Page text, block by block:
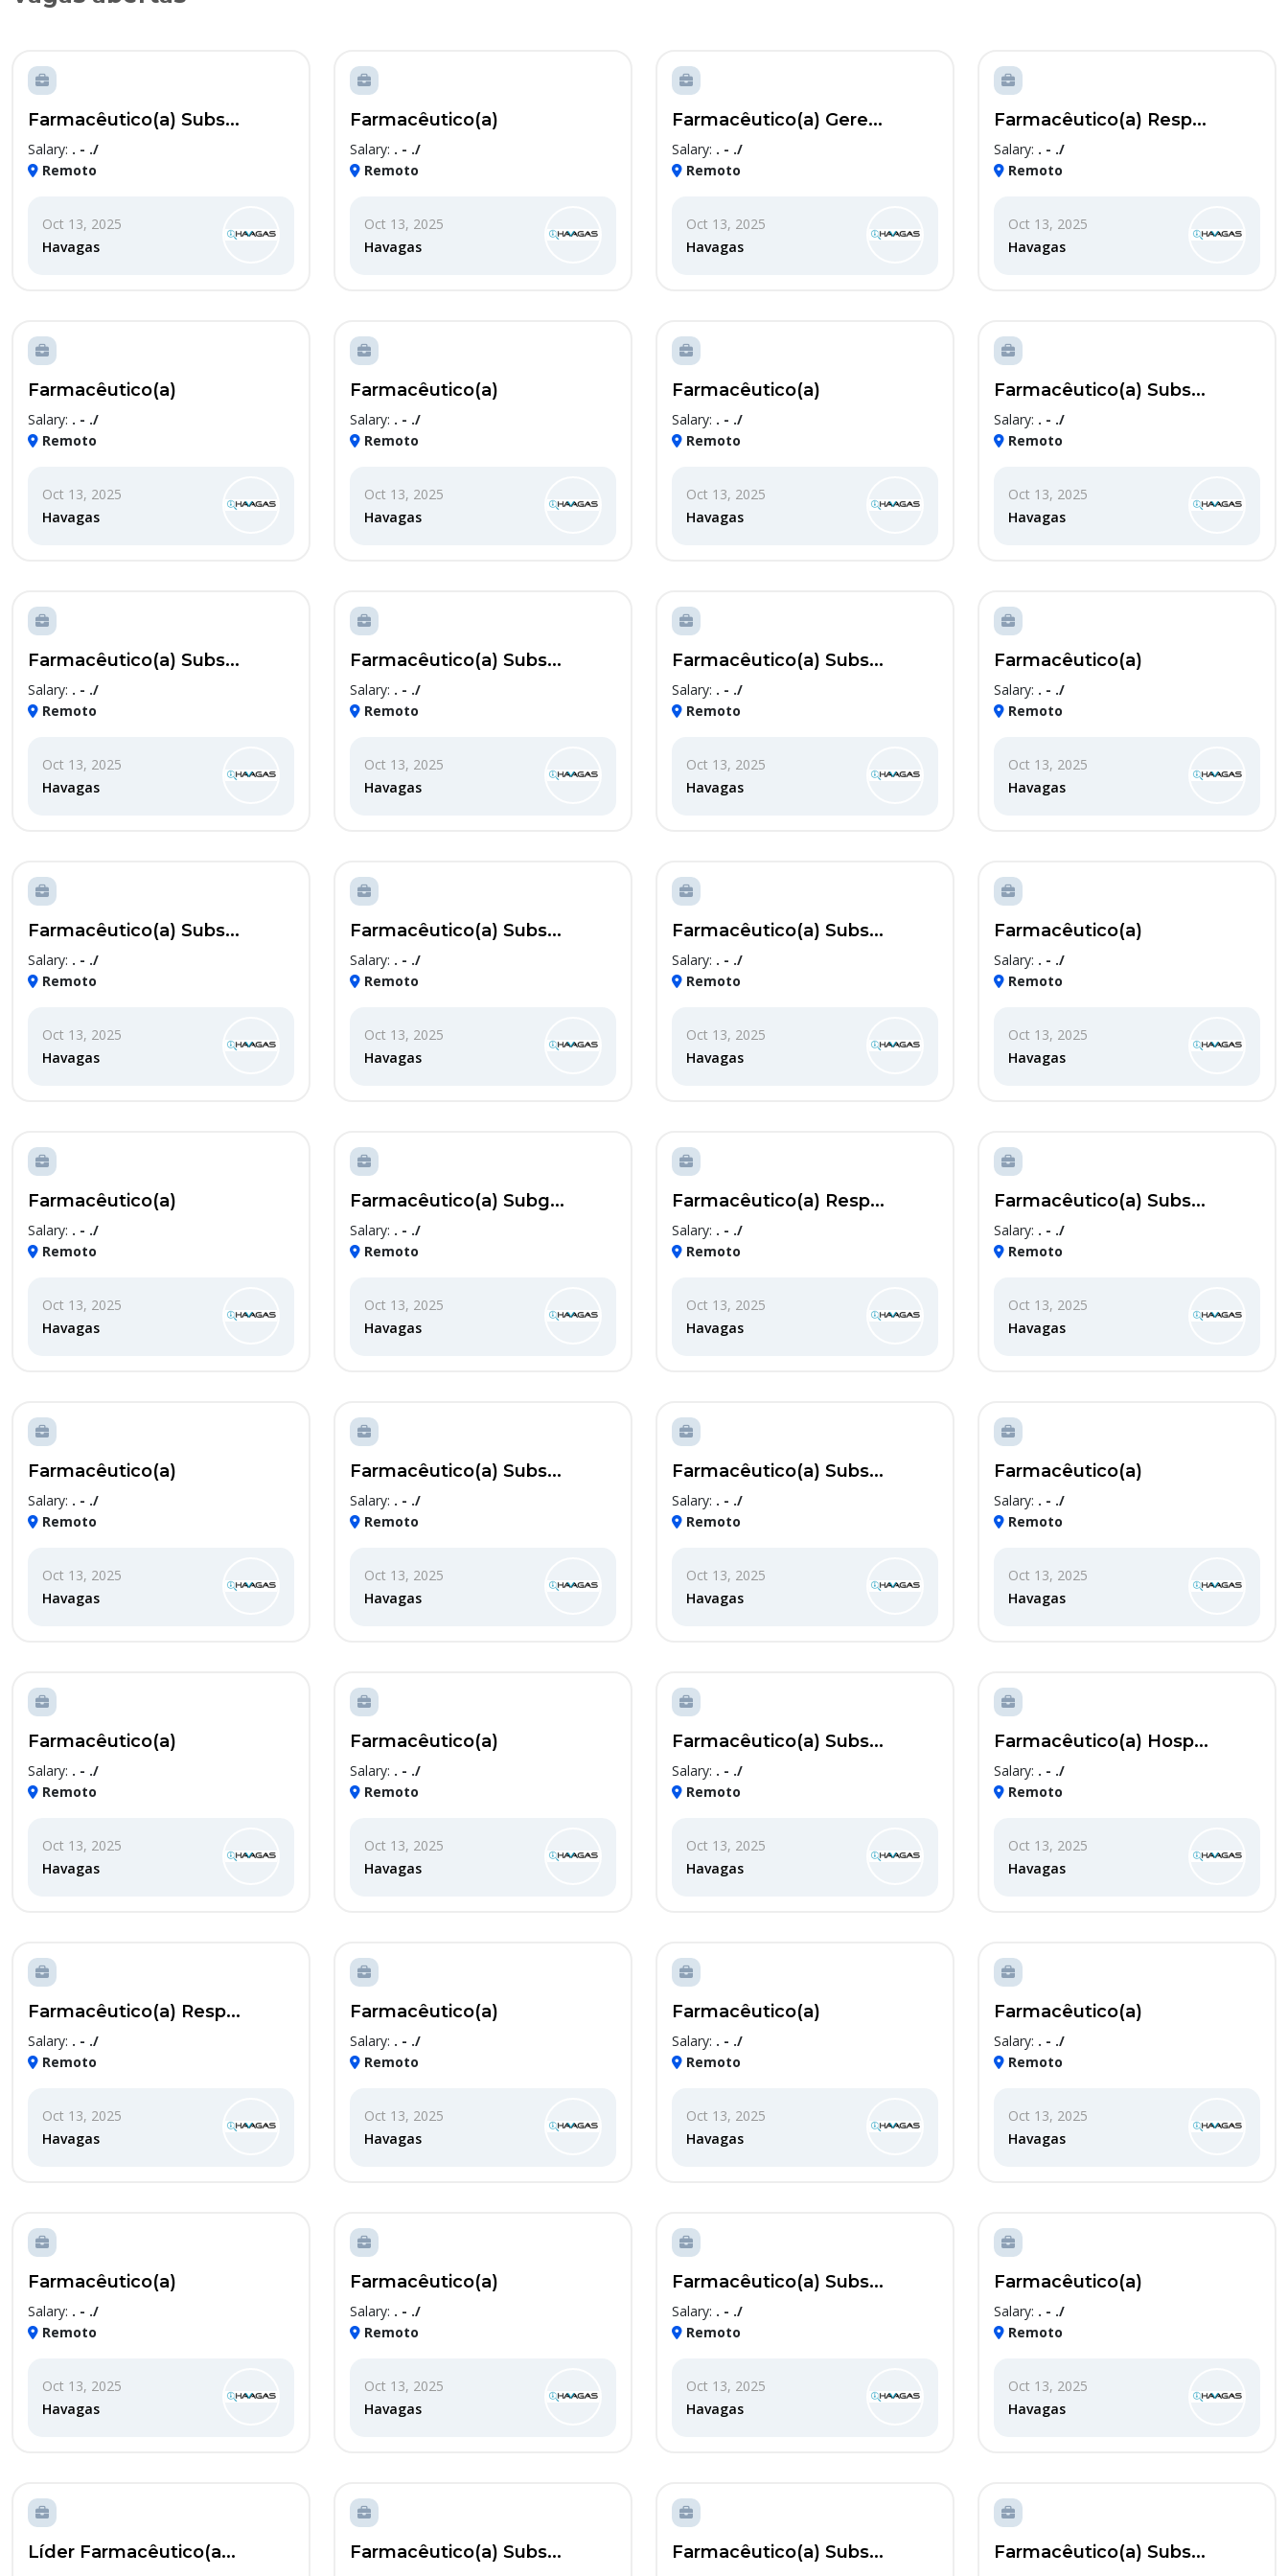
Farmacêutico(a) Subs...
Salary: . - ./
Remoto
Oct 13, 2025
Havagas
Farmacêutico(a)
Salary: . - ./
Remoto
Oct 13, 2025
Havagas
Farmacêutico(a) Gere...
Salary: . - ./
Remoto
Oct 13, 2025
Havagas
Farmacêutico(a) Resp...
Salary: . - ./
Remoto
Oct 13, 2025
Havagas
Farmacêutico(a)
Salary: . - ./
Remoto
Oct 13, 2025
Havagas
Farmacêutico(a)
Salary: . - ./
Remoto
Oct 13, 2025
Havagas
Farmacêutico(a)
Salary: . - ./
Remoto
Oct 13, 2025
Havagas
Farmacêutico(a) Subs...
Salary: . - ./
Remoto
Oct 13, 2025
Havagas
Farmacêutico(a) Subs...
Salary: . - ./
Remoto
Oct 13, 2025
Havagas
Farmacêutico(a) Subs...
Salary: . - ./
Remoto
Oct 13, 2025
Havagas
Farmacêutico(a) Subs...
Salary: . - ./
Remoto
Oct 13, 2025
Havagas
Farmacêutico(a)
Salary: . - ./
Remoto
Oct 13, 2025
Havagas
Farmacêutico(a) Subs...
Salary: . - ./
Remoto
Oct 13, 2025
Havagas
Farmacêutico(a) Subs...
Salary: . - ./
Remoto
Oct 13, 2025
Havagas
Farmacêutico(a) Subs...
Salary: . - ./
Remoto
Oct 13, 2025
Havagas
Farmacêutico(a)
Salary: . - ./
Remoto
Oct 13, 2025
Havagas
Farmacêutico(a)
Salary: . - ./
Remoto
Oct 13, 2025
Havagas
Farmacêutico(a) Subg...
Salary: . - ./
Remoto
Oct 13, 2025
Havagas
Farmacêutico(a) Resp...
Salary: . - ./
Remoto
Oct 13, 2025
Havagas
Farmacêutico(a) Subs...
Salary: . - ./
Remoto
Oct 13, 2025
Havagas
Farmacêutico(a)
Salary: . - ./
Remoto
Oct 13, 2025
Havagas
Farmacêutico(a) Subs...
Salary: . - ./
Remoto
Oct 13, 2025
Havagas
Farmacêutico(a) Subs...
Salary: . - ./
Remoto
Oct 13, 2025
Havagas
Farmacêutico(a)
Salary: . - ./
Remoto
Oct 13, 2025
Havagas
Farmacêutico(a)
Salary: . - ./
Remoto
Oct 13, 2025
Havagas
Farmacêutico(a)
Salary: . - ./
Remoto
Oct 13, 2025
Havagas
Farmacêutico(a) Subs...
Salary: . - ./
Remoto
Oct 13, 2025
Havagas
Farmacêutico(a) Hosp...
Salary: . - ./
Remoto
Oct 13, 2025
Havagas
Farmacêutico(a) Resp...
Salary: . - ./
Remoto
Oct 13, 2025
Havagas
Farmacêutico(a)
Salary: . - ./
Remoto
Oct 13, 2025
Havagas
Farmacêutico(a)
Salary: . - ./
Remoto
Oct 13, 2025
Havagas
Farmacêutico(a)
Salary: . - ./
Remoto
Oct 13, 2025
Havagas
Farmacêutico(a)
Salary: . - ./
Remoto
Oct 13, 2025
Havagas
Farmacêutico(a)
Salary: . - ./
Remoto
Oct 13, 2025
Havagas
Farmacêutico(a) Subs...
Salary: . - ./
Remoto
Oct 13, 2025
Havagas
Farmacêutico(a)
Salary: . - ./
Remoto
Oct 13, 2025
Havagas
Líder Farmacêutico(a... Farmacêutico(a) Subs... Farmacêutico(a) Subs... Farmacêutico(a) Subs...